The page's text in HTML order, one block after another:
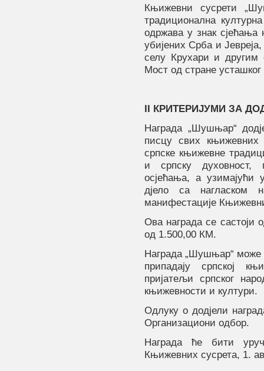
Књижевни сусрети
традиционална
одржава у знак
убијених Срба и
селу Крухари и другим
Мост од стране
II КРИТЕРИЈУМИ ЗА
Награда „Шушњар“
писцу свих
српске књижевне
и српску духовност,
осјећања, а узимајући
дјело са нагласком
манифестације
Ова награда се састоји
од 1.500,00 КМ.
Награда „Шушњар“ може
припадају српској
пријатељи српског
књижевности и култури.
Одлуку о додјели
Организациони одбор.
Награда ће бити
Књижевних сусрета, 1.